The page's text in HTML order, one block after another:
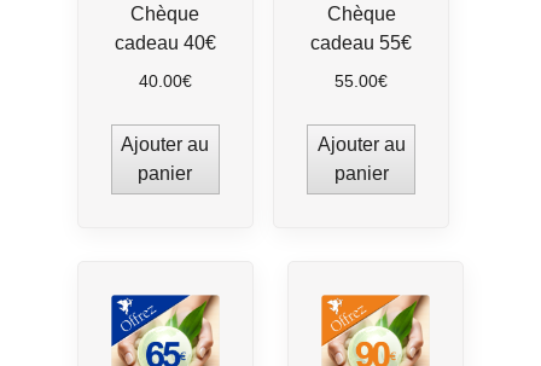
Chèque
cadeau 40€
40.00€
Ajouter au
panier
Chèque
cadeau 55€
55.00€
Ajouter au
panier